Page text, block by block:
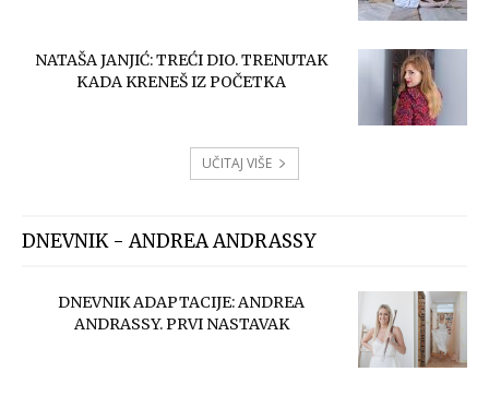
NATAŠA JANJIĆ: TREĆI DIO. TRENUTAK
KADA KRENEŠ IZ POČETKA
UČITAJ VIŠE
DNEVNIK - ANDREA ANDRASSY
DNEVNIK ADAPTACIJE: ANDREA
ANDRASSY. PRVI NASTAVAK